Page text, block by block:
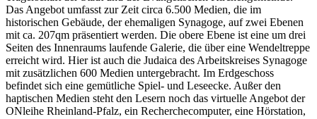
Das Angebot umfasst zur Zeit circa 6.500 Medien, die im
historischen Gebäude, der ehemaligen Synagoge, auf zwei Ebenen
mit ca. 207qm präsentiert werden. Die obere Ebene ist eine um drei
Seiten des Innenraums laufende Galerie, die über eine Wendeltreppe
erreicht wird. Hier ist auch die Judaica des Arbeitskreises Synagoge
mit zusätzlichen 600 Medien untergebracht. Im Erdgeschoss
befindet sich eine gemütliche Spiel- und Leseecke. Außer den
haptischen Medien steht den Lesern noch das virtuelle Angebot der
ONleihe Rheinland-Pfalz, ein Recherchecomputer, eine Hörstation,